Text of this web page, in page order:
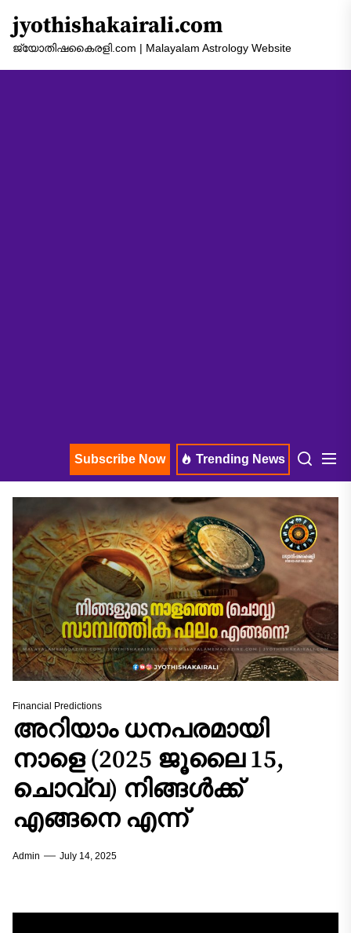
the
jyothishakairali.com
ജ്യോതിഷകൈരളി.com | Malayalam Astrology Website
Subscribe Now Trending News
Financial Predictions
അറിയാം ധനപരമായി
നാളെ (2025 ജൂലൈ 15,
ചൊവ്വ) നിങ്ങൾക്ക്
എങ്ങനെ എന്ന്
Admin July 14, 2025